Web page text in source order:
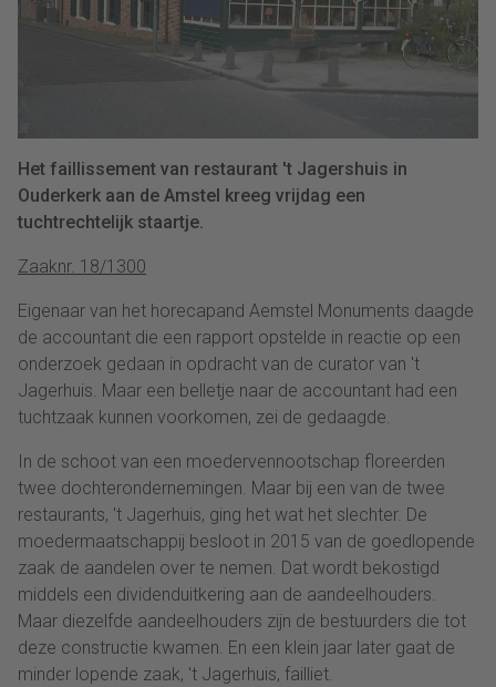
Het faillissement van restaurant 't Jagershuis in
Ouderkerk aan de Amstel kreeg vrijdag een
tuchtrechtelijk staartje.
Zaaknr. 18/1300
Eigenaar van het horecapand Aemstel Monuments daagde
de accountant die een rapport opstelde in reactie op een
onderzoek gedaan in opdracht van de curator van 't
Jagerhuis. Maar een belletje naar de accountant had een
tuchtzaak kunnen voorkomen, zei de gedaagde.
In de schoot van een moedervennootschap floreerden
twee dochterondernemingen. Maar bij een van de twee
restaurants, 't Jagerhuis, ging het wat het slechter. De
moedermaatschappij besloot in 2015 van de goedlopende
zaak de aandelen over te nemen. Dat wordt bekostigd
middels een dividenduitkering aan de aandeelhouders.
Maar diezelfde aandeelhouders zijn de bestuurders die tot
deze constructie kwamen. En een klein jaar later gaat de
minder lopende zaak, 't Jagerhuis, failliet.